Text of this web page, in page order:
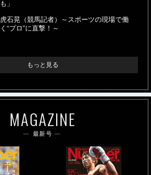
も」
虎石晃（競馬記者）～スポーツの現場で働
く“プロ”に直撃！～
もっと見る
MAGAZINE
最新号